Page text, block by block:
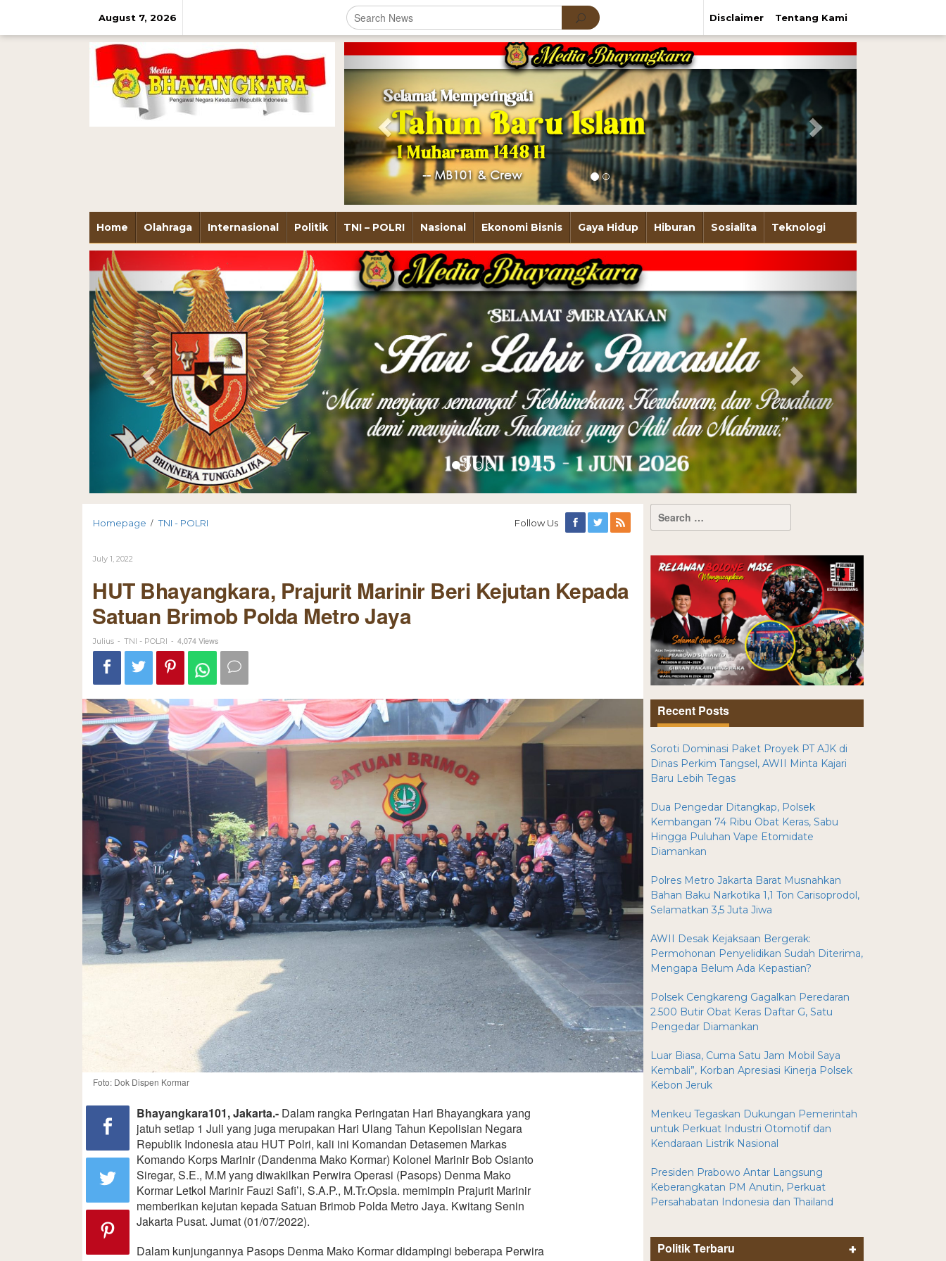
August 7, 2026 Disclaimer Tentang Kami
Previous Next
Home Olahraga Internasional Politik TNI – POLRI Nasional Ekonomi Bisnis Gaya Hidup Hiburan Sosialita Teknologi
Homepage / TNI - POLRI Follow Us
July 1, 2022
HUT Bhayangkara, Prajurit Marinir Beri Kejutan Kepada
Satuan Brimob Polda Metro Jaya
Julius - TNI - POLRI - 4,074 Views
Foto: Dok Dispen Kormar
Bhayangkara101, Jakarta.- Dalam rangka Peringatan Hari Bhayangkara yang
jatuh setiap 1 Juli yang juga merupakan Hari Ulang Tahun Kepolisian Negara
Republik Indonesia atau HUT Polri, kali ini Komandan Detasemen Markas
Komando Korps Marinir (Dandenma Mako Kormar) Kolonel Marinir Bob Osianto
Siregar, S.E., M.M yang diwakilkan Perwira Operasi (Pasops) Denma Mako
Kormar Letkol Marinir Fauzi Safi’i, S.A.P., M.Tr.Opsla. memimpin Prajurit Marinir
memberikan kejutan kepada Satuan Brimob Polda Metro Jaya. Kwitang Senin
Jakarta Pusat. Jumat (01/07/2022).
Dalam kunjungannya Pasops Denma Mako Kormar didampingi beberapa Perwira
Recent Posts
Soroti Dominasi Paket Proyek PT AJK di
Dinas Perkim Tangsel, AWII Minta Kajari
Baru Lebih Tegas
Dua Pengedar Ditangkap, Polsek
Kembangan 74 Ribu Obat Keras, Sabu
Hingga Puluhan Vape Etomidate
Diamankan
Polres Metro Jakarta Barat Musnahkan
Bahan Baku Narkotika 1,1 Ton Carisoprodol,
Selamatkan 3,5 Juta Jiwa
AWII Desak Kejaksaan Bergerak:
Permohonan Penyelidikan Sudah Diterima,
Mengapa Belum Ada Kepastian?
Polsek Cengkareng Gagalkan Peredaran
2.500 Butir Obat Keras Daftar G, Satu
Pengedar Diamankan
Luar Biasa, Cuma Satu Jam Mobil Saya
Kembali”, Korban Apresiasi Kinerja Polsek
Kebon Jeruk
Menkeu Tegaskan Dukungan Pemerintah
untuk Perkuat Industri Otomotif dan
Kendaraan Listrik Nasional
Presiden Prabowo Antar Langsung
Keberangkatan PM Anutin, Perkuat
Persahabatan Indonesia dan Thailand
Politik Terbaru +